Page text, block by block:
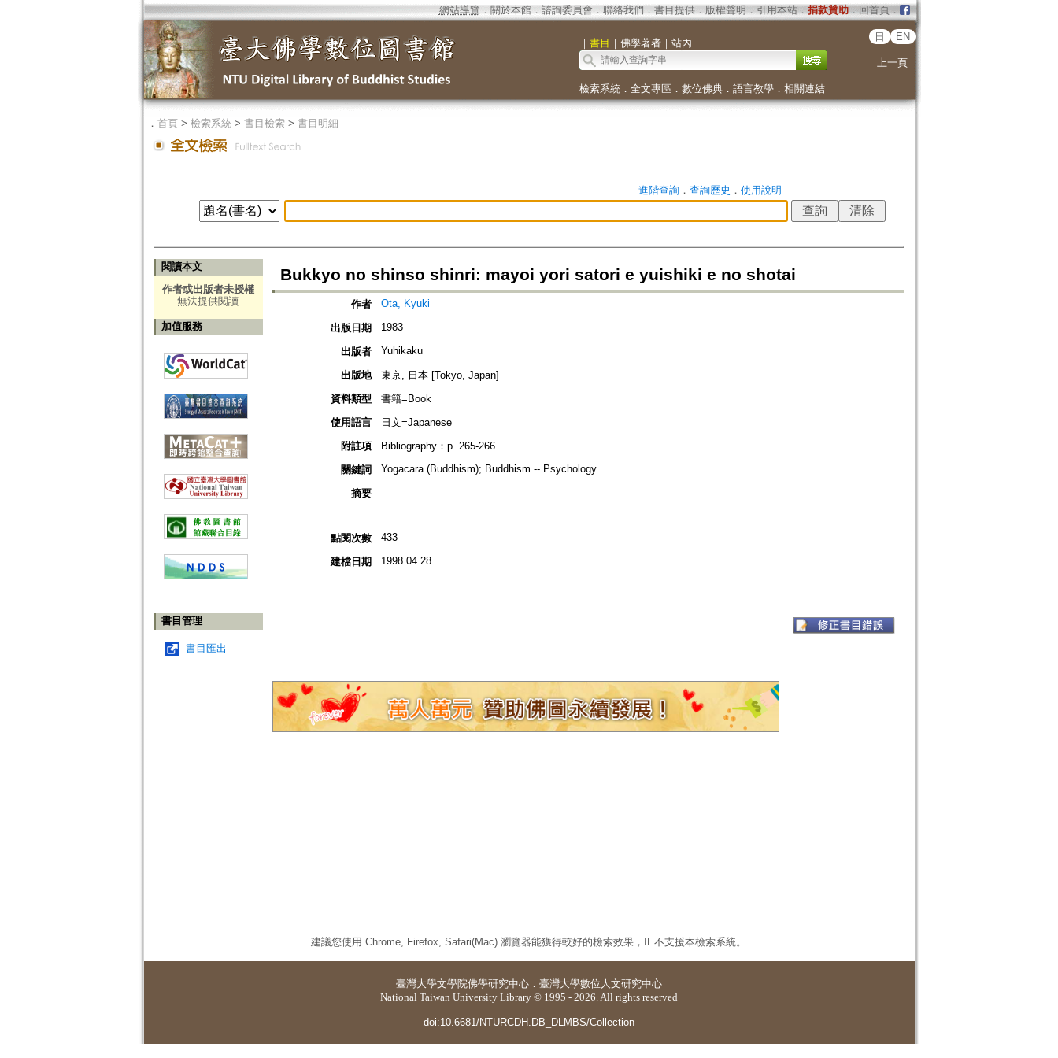
網站導覽 ． 關於本館． 諮詢委員會． 聯絡我們 ． 書目提供． 版權聲明 ． 引用本站． 捐款贊助．回首頁．
｜ 書目 ｜ 佛學著者｜ 站內 ｜
日 EN
上一頁
檢索系統． 全文專區 ． 數位佛典． 語言教學． 相關連結
． 首頁> 檢索系統> 書目檢索> 書目明細
進階查詢． 查詢歷史 ． 使用說明
閱讀本文
作者或出版者未授權
無法提供閱讀
加值服務
書目管理
書目匯出
Bukkyo no shinso shinri: mayoi yori satori e yuishiki e no shotai
作者 Ota, Kyuki
出版日期 1983
出版者 Yuhikaku
出版地
東京, 日本 [Tokyo, Japan]
資料類型
書籍=Book
使用語言
日文=Japanese
附註項
Bibliography：p. 265-266
關鍵詞
Yogacara (Buddhism); Buddhism -- Psychology
摘要
點閱次數 433
建檔日期 1998.04.28
建議您使用 Chrome, Firefox, Safari(Mac) 瀏覽器能獲得較好的檢索效果，IE不支援本檢索系統。
臺灣大學文學院佛學研究中心 ． 臺灣大學數位人文研究中心
National Taiwan University Library © 1995 - 2026. All rights reserved
doi:10.6681/NTURCDH.DB_DLMBS/Collection